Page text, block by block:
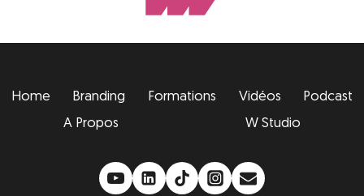
Home Branding Formations Vidéos
Podcast
A Propos
W Studio